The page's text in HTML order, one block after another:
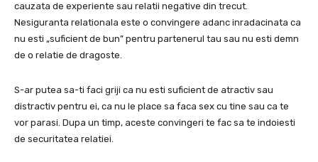
cauzata de experiente sau relatii negative din trecut.
Nesiguranta relationala este o convingere adanc inradacinata ca
nu esti „suficient de bun” pentru partenerul tau sau nu esti demn
de o relatie de dragoste.
S-ar putea sa-ti faci griji ca nu esti suficient de atractiv sau
distractiv pentru ei, ca nu le place sa faca sex cu tine sau ca te
vor parasi. Dupa un timp, aceste convingeri te fac sa te indoiesti
de securitatea relatiei.